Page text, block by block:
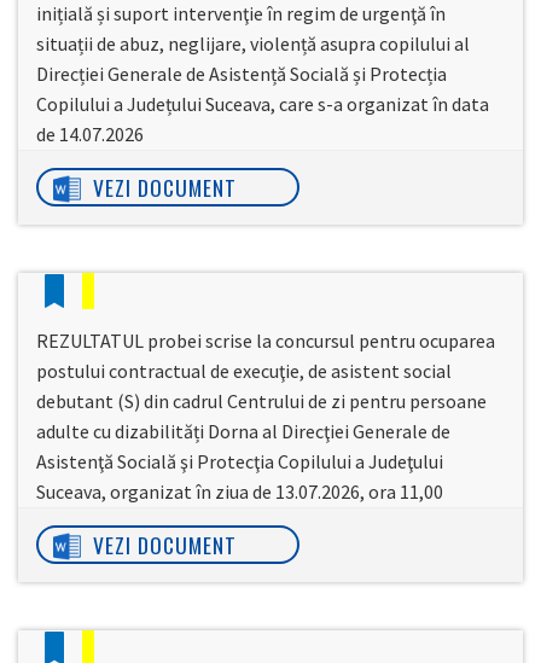
inițială și suport intervenţie în regim de urgenţă în
situații de abuz, neglijare, violență asupra copilului al
Direcției Generale de Asistență Socială și Protecția
Copilului a Județului Suceava, care s-a organizat în data
de 14.07.2026
VEZI DOCUMENT
REZULTATUL probei scrise la concursul pentru ocuparea
postului contractual de execuţie, de asistent social
debutant (S) din cadrul Centrului de zi pentru persoane
adulte cu dizabilități Dorna al Direcţiei Generale de
Asistenţă Socială şi Protecţia Copilului a Judeţului
Suceava, organizat în ziua de 13.07.2026, ora 11,00
VEZI DOCUMENT